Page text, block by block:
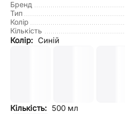
Бренд
Тип
Колір
Кількість
Колір: Синій
Кількість: 500 мл